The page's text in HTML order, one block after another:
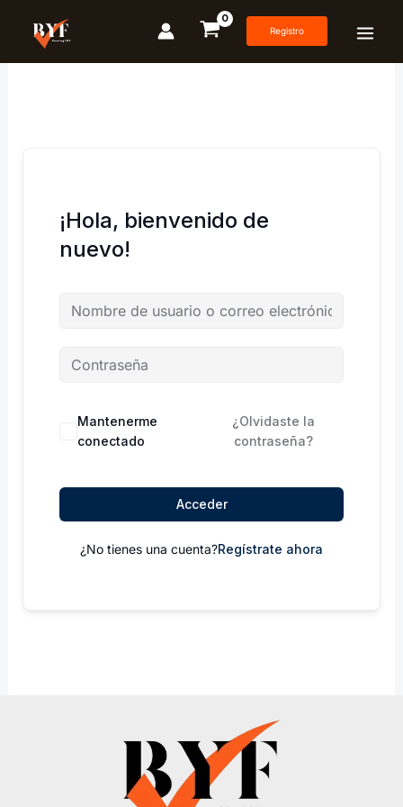
contenido
Registro
¡Hola, bienvenido de
nuevo!
Mantenerme
conectado
¿Olvidaste la
contraseña?
Acceder
¿No tienes una cuenta?Regístrate ahora